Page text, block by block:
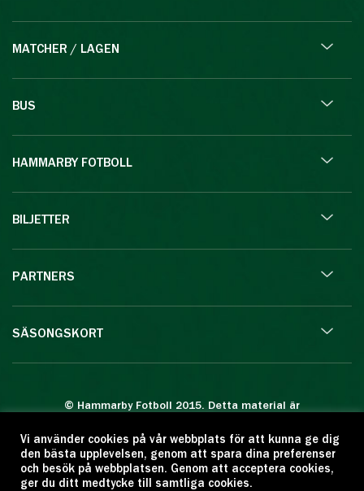
MATCHER / LAGEN
BUS
HAMMARBY FOTBOLL
BILJETTER
PARTNERS
SÄSONGSKORT
© Hammarby Fotboll 2015. Detta material är
Eftertryck eller annan kopiering är förbjuden.
Citera oss gärna men ange källan:
www.hammarbyfotboll.se. Ansvarig utgivare:
Vi använder cookies på vår webbplats för att kunna ge dig
den bästa upplevelsen, genom att spara dina preferenser
och besök på webbplatsen. Genom att acceptera cookies,
ger du ditt medtycke till samtliga cookies.